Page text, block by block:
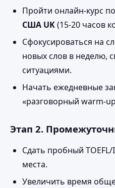
Пройти онлайн‑курс по
США UK(15‑20 часов
Сфокусироваться на
новых слов в неделю,
ситуациями.
Начать ежедневные
«разговорный
Этап 2.
Сдать пробный
места.
Увеличить время